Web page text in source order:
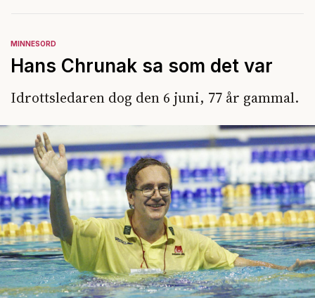
MINNESORD
Hans Chrunak sa som det var
Idrottsledaren dog den 6 juni, 77 år gammal.